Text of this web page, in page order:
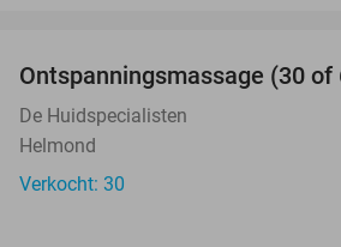
Ontspanningsmassage (30 of
De Huidspecialisten
Helmond
Verkocht: 30